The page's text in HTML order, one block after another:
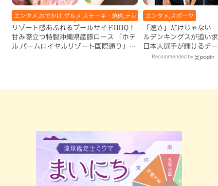
エンタメ,おでかけ,グルメ,ステーキ・焼肉,テレビ,ホテル,地域,本島南部,那覇市
リゾート感あふれるプールサイドBBQ！
甘み際立つ特製沖縄県産豚ロース 「ホテ
ル パームロイヤルリゾート国際通り」
エンタメ,スポーツ
「速さ」だけじゃない
ルデンキングスが追い
日本人選手が輝けるチ
Recommended by